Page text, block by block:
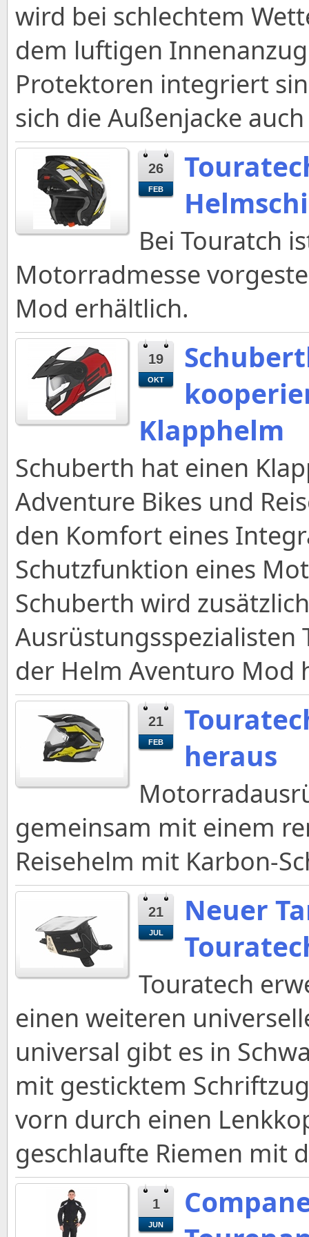
wird bei schlechtem
dem luftigen
Protektoren integriert
sich die Außenjacke
26
FEB
Bei Touratch
Motorradmesse
Mod erhältlich.
19
OKT
Klapphelm
Schuberth hat einen
Adventure Bikes und
den Komfort eines
Schutzfunktion eines
Schuberth wird
Ausrüstungsspezialisten
der Helm Aventuro Mod
21
FEB
heraus
gemeinsam mit einem
Reisehelm mit Karbon-
21
JUL
Neuer
Touratech
einen weiteren
universal gibt es in
mit gesticktem
vorn durch einen
geschlaufte Riemen mit
1
JUN